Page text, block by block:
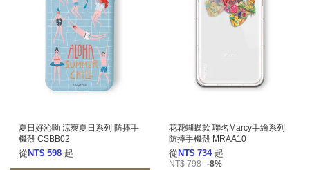
夏日好沁呦 涼爽夏日系列 防摔手
機殼 CSBB02
從 NT$ 598 起
花花蝴蝶款 聯名Marcy手繪系列
防摔手機殼 MRAA10
從 NT$ 734 起
NT$ 798 -8%